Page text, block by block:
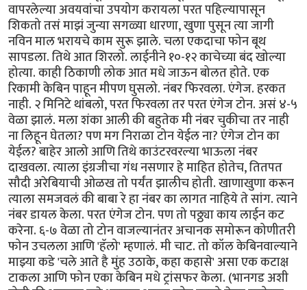
वापरलेल्या अवयवांचा उपयोग करायला परत पहिल्यापासून
शिकतो तसं माझं जुन्या सगळ्या धारणा, खुणा पुसून त्या जागी
नविन माल भरायचे काम सुरू झाले. चला एकदाचा फोन बूथ
सापडला. तिथे आत शिरलो. लाईनीने १०-१२ काचेच्या बंद खोल्या
होत्या. काही ठिकाणी लोक आत मधे जाऊन बोलत होते. एक
रिकामी केबिन पाहून मीपण घुसलो. नंबर फिरवला. एंगेज. हरकत
नाही. २ मिनिटे थांबलो, परत फिरवला तर परत एंगेज टोन. असं ४-५
वेळा झालं. मला शंका आली की बहुतेक मी नंबर चुकीचा तर नाही
ना लिहून घेतला? पण मग निराळा टोन येईल ना? एंगेज टोन का
येईल? बाहेर आलो आणि तिथे काउंटरवरल्या भाऊला नंबर
दाखवला. त्याला इंग्रजीचा गंध नसणार हे माहित होतेच, तितपत
सौदी अरेबियाची ओळख तो पर्यंत झालीच होती. खाणाखुणा करून
त्याला समजवलं की बाबा रे हा नंबर का लागत नाहिये ते सांग. त्याने
नंबर डायल केला. परत एंगेज टोन. पण तो पठ्ठ्या काय लाईन कट
करेना. ६-७ वेळा तो टोन वाजल्यानंतर अचानक समोरून कोणीतरी
फोन उचलला आणि 'हॅलो' म्हणालं. मी चाट. तो कॉल केबिनवाल्याने
माझ्या कडे 'चले आते है मुंह उठाके, कहा कहासे' असा एक कटाक्ष
टाकला आणि फोन एका केबिन मधे ट्रांसफर केला. (भानगड अशी